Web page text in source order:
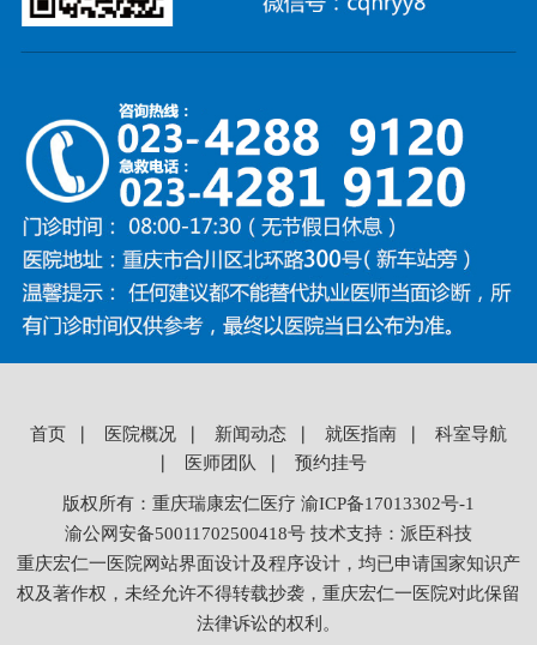
首页 医院概况 新闻动态 就医指南
科室导航
医师团队 预约挂号
版权所有： 重庆瑞康宏仁医疗 渝ICP备17013302号-1
渝公网安备50011702500418号技术支持： 派臣科技
重庆宏仁一医院网站界面设计及程序设计，均已申请国家知识产
权及著作权，未经允许不得转载抄袭，重庆宏仁一医院对此保留
法律诉讼的权利。